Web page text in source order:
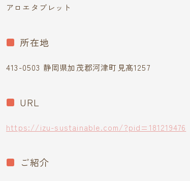
アロエタブレット
所在地
413-0503 静岡県加茂郡河津町見髙1257
URL
https://izu-sustainable.com/?pid=181219476
ご紹介